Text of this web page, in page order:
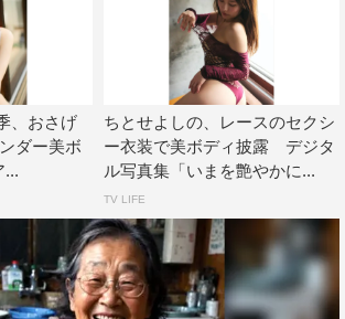
、おさげ
ダー美ボ
...
ちとせよしの、レースのセクシ
ー衣装で美ボディ披露 デジタ
ル写真集「いまを艶やかに...
TV LIFE